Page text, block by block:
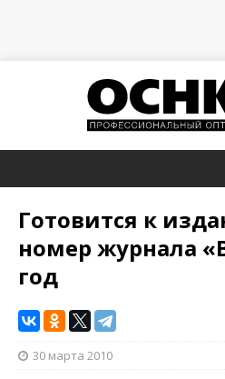
Готовится к
номер журнала
год
30 марта 2010